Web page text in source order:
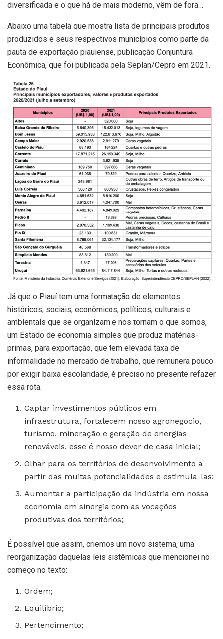
diversificada e o que há de mais moderno, vêm de fora…
Abaixo uma tabela que mostra lista de principais produtos
produzidos e seus respectivos municípios como parte da
pauta de exportação piauiense, publicação Conjuntura
Econômica, que foi publicada pela Seplan/Cepro em 2021.
Já que o Piauí tem uma formatação de elementos
históricos, sociais, econômicos, políticos, culturais e
ambientais que se organizam e nos tornam o que somos,
um Estado de economia simples que produz matérias-
primas, para exportação, que tem elevada taxa de
informalidade no mercado de trabalho, que remunera pouco
por exigir baixa escolaridade, é preciso no presente refazer
essa rota.
Captar investimentos públicos em
infraestrutura, fortalecem nosso agronegócio,
turismo, mineração e geração de energias
renováveis, esse é nosso dever de casa inicial;
Olhar para os territórios de desenvolvimento a
partir das muitas potencialidades e estimula-las;
Aumentar a participação da indústria em nossa
economia em sinergia com as vocações
produtivas dos territórios;
É possível que assim, criemos um novo sistema, uma
reorganização daquelas leis sistêmicas que mencionei no
começo no texto:
Ordem;
Equilíbrio;
Pertencimento;